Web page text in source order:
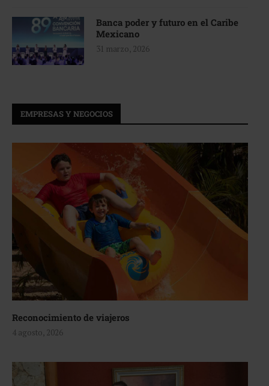
Banca poder y futuro en el Caribe
Mexicano
31 marzo, 2026
EMPRESAS Y NEGOCIOS
Reconocimiento de viajeros
4 agosto, 2026